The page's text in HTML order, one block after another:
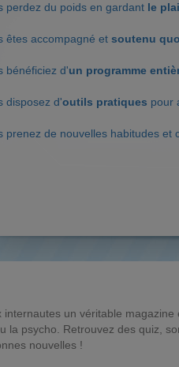
perdez du poids en gardant le
êtes accompagné et soutenu
bénéficiez d'un programme
disposez d'outils pratiques pour
prenez de nouvelles habitudes et
un véritable
la psycho. Retrouvez des quiz,
nouvelles !